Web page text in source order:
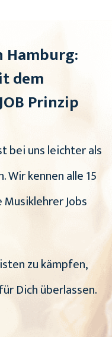
dem
Prinzip
bei uns leichter als
Wir kennen alle 15
Jobs
zu kämpfen,
Dich überlassen.